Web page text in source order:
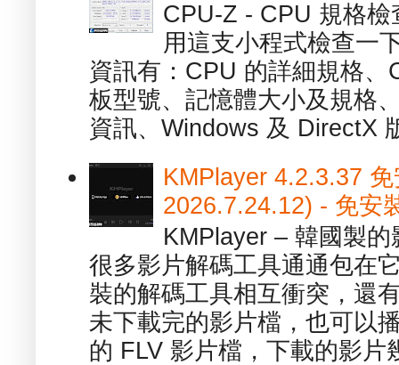
CPU-Z - CPU 規格
用這支小程式檢查一
資訊有：CPU 的詳細規格
板型號、記憶體大小及規格
資訊、Windows 及 DirectX
KMPlayer 4.2.3.37
2026.7.24.12) - 免安
KMPlayer – 韓國製
很多影片解碼工具通通包在
裝的解碼工具相互衝突，還
未下載完的影片檔，也可以
的 FLV 影片檔，下載的影片